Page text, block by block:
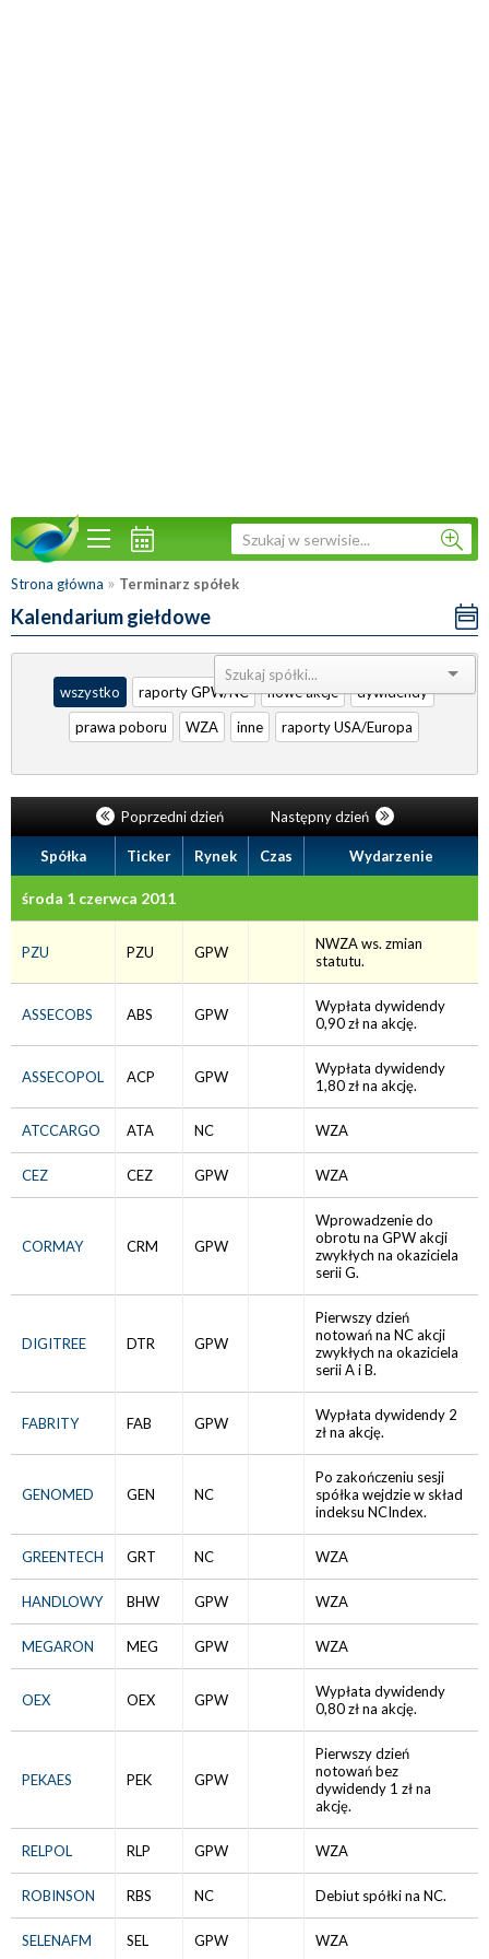
Strona główna » Terminarz spółek
Kalendarium giełdowe
Sortuj:
wszystko
raporty GPW/NC nowe akcje
dywidendy
prawa poboru
WZA inne raporty USA/Europa
Poprzedni dzień Następny dzień
Spółka Ticker Rynek Czas Wydarzenie
środa 1 czerwca 2011
PZU PZU GPW
NWZA ws. zmian
statutu.
ASSECOBS ABS GPW
Wypłata dywidendy
0,90 zł na akcję.
ASSECOPOL ACP GPW
Wypłata dywidendy
1,80 zł na akcję.
ATCCARGO ATA NC WZA
CEZ CEZ GPW WZA
CORMAY CRM GPW
Wprowadzenie do
obrotu na GPW akcji
zwykłych na okaziciela
serii G.
DIGITREE DTR GPW
Pierwszy dzień
notowań na NC akcji
zwykłych na okaziciela
serii A i B.
FABRITY FAB GPW
Wypłata dywidendy 2
zł na akcję.
GENOMED GEN NC
Po zakończeniu sesji
spółka wejdzie w skład
indeksu NCIndex.
GREENTECH GRT NC WZA
HANDLOWY BHW GPW WZA
MEGARON MEG GPW WZA
OEX OEX GPW
Wypłata dywidendy
0,80 zł na akcję.
PEKAES PEK GPW
Pierwszy dzień
notowań bez
dywidendy 1 zł na
akcję.
RELPOL RLP GPW WZA
ROBINSON RBS NC Debiut spółki na NC.
SELENAFM SEL GPW WZA